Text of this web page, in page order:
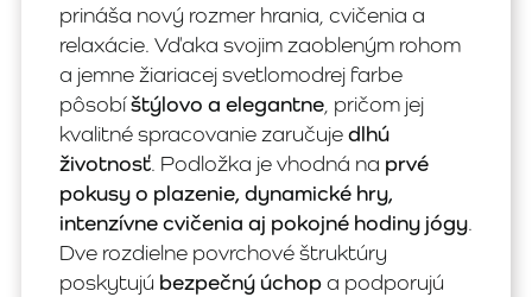
prináša nový rozmer hrania, cvičenia a
relaxácie. Vďaka svojim zaobleným rohom
a jemne žiariacej svetlomodrej farbe
pôsobíštýlovo a elegantne , pričom jej
kvalitné spracovanie zaručujedlhú
životnosť. Podložka je vhodná na prvé
pokusy o plazenie, dynamické hry,
intenzívne cvičenia aj pokojné hodiny jógy.
Dve rozdielne povrchové štruktúry
poskytujú bezpečný úchopa podporujú